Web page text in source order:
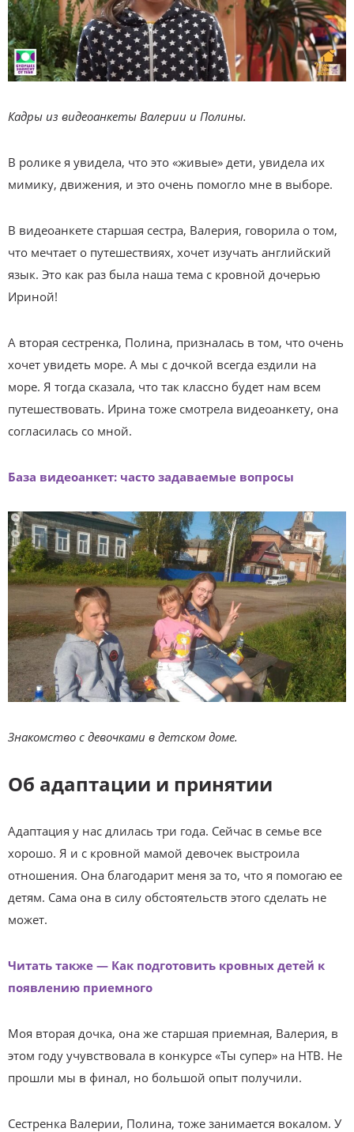
Кадры из видеоанкеты Валерии и Полины.
В ролике я увидела, что это «живые» дети, увидела их
мимику, движения, и это очень помогло мне в выборе.
В видеоанкете старшая сестра, Валерия, говорила о том,
что мечтает о путешествиях, хочет изучать английский
язык. Это как раз была наша тема с кровной дочерью
Ириной!
А вторая сестренка, Полина, призналась в том, что очень
хочет увидеть море. А мы с дочкой всегда ездили на
море. Я тогда сказала, что так классно будет нам всем
путешествовать. Ирина тоже смотрела видеоанкету, она
согласилась со мной.
База видеоанкет: часто задаваемые вопросы
Знакомство с девочками в детском доме.
Об адаптации и принятии
Адаптация у нас длилась три года. Сейчас в семье все
хорошо. Я и с кровной мамой девочек выстроила
отношения. Она благодарит меня за то, что я помогаю ее
детям. Сама она в силу обстоятельств этого сделать не
может.
Читать также — Как подготовить кровных детей к
появлению приемного
Моя вторая дочка, она же старшая приемная, Валерия, в
этом году учувствовала в конкурсе «Ты супер» на НТВ. Не
прошли мы в финал, но большой опыт получили.
Сестренка Валерии, Полина, тоже занимается вокалом. У